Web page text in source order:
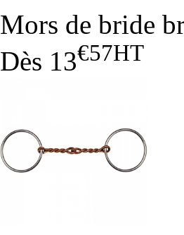
Mors de bride
Dès 13€57HT